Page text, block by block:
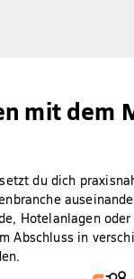
mit dem
du dich
Hotelanlagen
Abschluss in